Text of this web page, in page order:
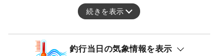
続きを表示
釣行当日の気象情報を表示